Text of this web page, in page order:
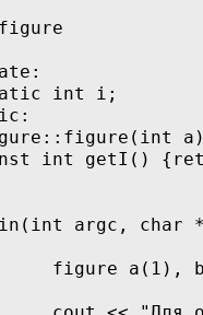
int i;
int getI()
argc, char
a(1),